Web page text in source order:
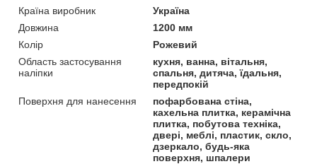
Країна виробник
Україна
Довжина
1200 мм
Колір
Рожевий
Область застосування
наліпки
кухня, ванна, вітальня,
спальня, дитяча, їдальня,
передпокій
Поверхня для нанесення
пофарбована стіна,
кахельна плитка, керамічна
плитка, побутова техніка,
двері, меблі, пластик, скло,
дзеркало, будь-яка
поверхня, шпалери